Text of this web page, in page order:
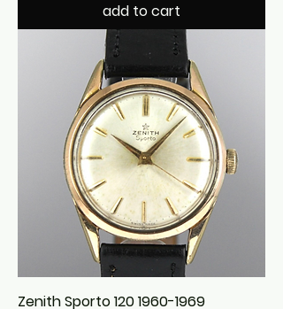
add to cart
Zenith Sporto 120 1960-1969